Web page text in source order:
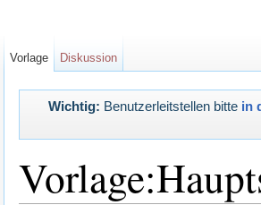
Wichtig: Benutzerleitstellen bitte in
Vorlage Diskussion